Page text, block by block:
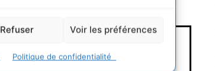
Refuser Voir les préférences
Politique de confidentialité